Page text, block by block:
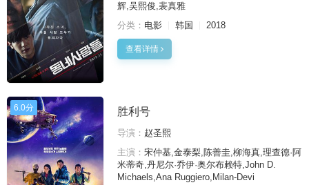
辉,吴熙俊,裴真雅
分类： 电影 韩国 2018
查看详情
6.0分 胜利号
导演： 赵圣熙
主演： 宋仲基,金泰梨,陈善圭,柳海真,理查德·阿
米蒂奇,丹尼尔·乔伊·奥尔布赖特,John D.
Michaels,Ana Ruggiero,Milan-Devi